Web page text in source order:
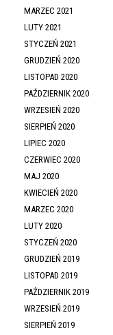
MARZEC 2021
LUTY 2021
STYCZEŃ 2021
GRUDZIEŃ 2020
LISTOPAD 2020
PAŹDZIERNIK 2020
WRZESIEŃ 2020
SIERPIEŃ 2020
LIPIEC 2020
CZERWIEC 2020
MAJ 2020
KWIECIEŃ 2020
MARZEC 2020
LUTY 2020
STYCZEŃ 2020
GRUDZIEŃ 2019
LISTOPAD 2019
PAŹDZIERNIK 2019
WRZESIEŃ 2019
SIERPIEŃ 2019